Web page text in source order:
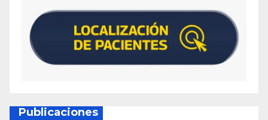
Publicaciones